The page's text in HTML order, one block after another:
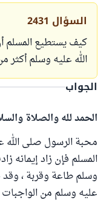
السؤال 2431
كيف يستطيع المسلم
الله عليه وسلم
الجواب
الحمد لله والصلاة
محبة الرسول صلى الله
المسلم فإن زاد إيمانه
وسلم طاعة وقربة ،
عليه وسلم من